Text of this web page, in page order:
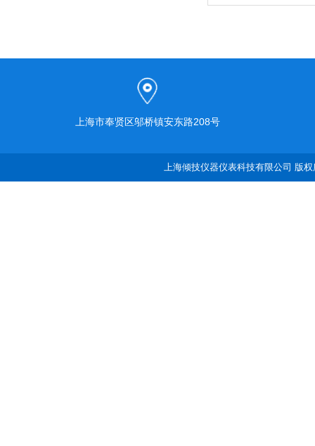
上海市奉贤区邬桥镇安东路208号
上海倾技仪器仪表科技有限公司 版